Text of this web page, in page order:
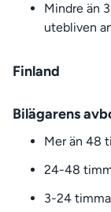
Mindre än
utebliven
Finland
Bilägarens
Mer än 48
24-48
3-24